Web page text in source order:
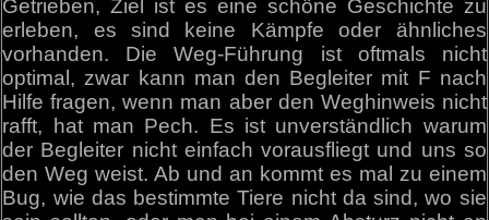
Getrieben, Ziel ist es eine schöne Geschichte zu
erleben, es sind keine Kämpfe oder ähnliches
vorhanden. Die Weg-Führung ist oftmals nicht
optimal, zwar kann man den Begleiter mit F nach
Hilfe fragen, wenn man aber den Weghinweis nicht
rafft, hat man Pech. Es ist unverständlich warum
der Begleiter nicht einfach vorausfliegt und uns so
den Weg weist. Ab und an kommt es mal zu einem
Bug, wie das bestimmte Tiere nicht da sind, wo sie